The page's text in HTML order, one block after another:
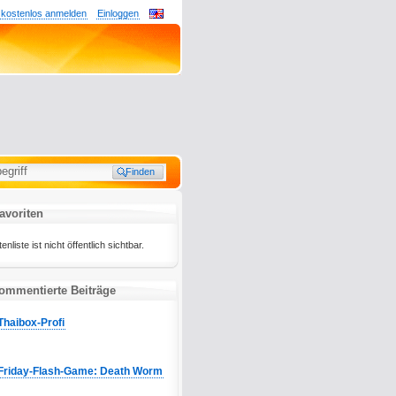
Einloggen
anmelden
ist nicht öffentlich sichtbar.
Beiträge
Profi
Flash-Game: Death Worm